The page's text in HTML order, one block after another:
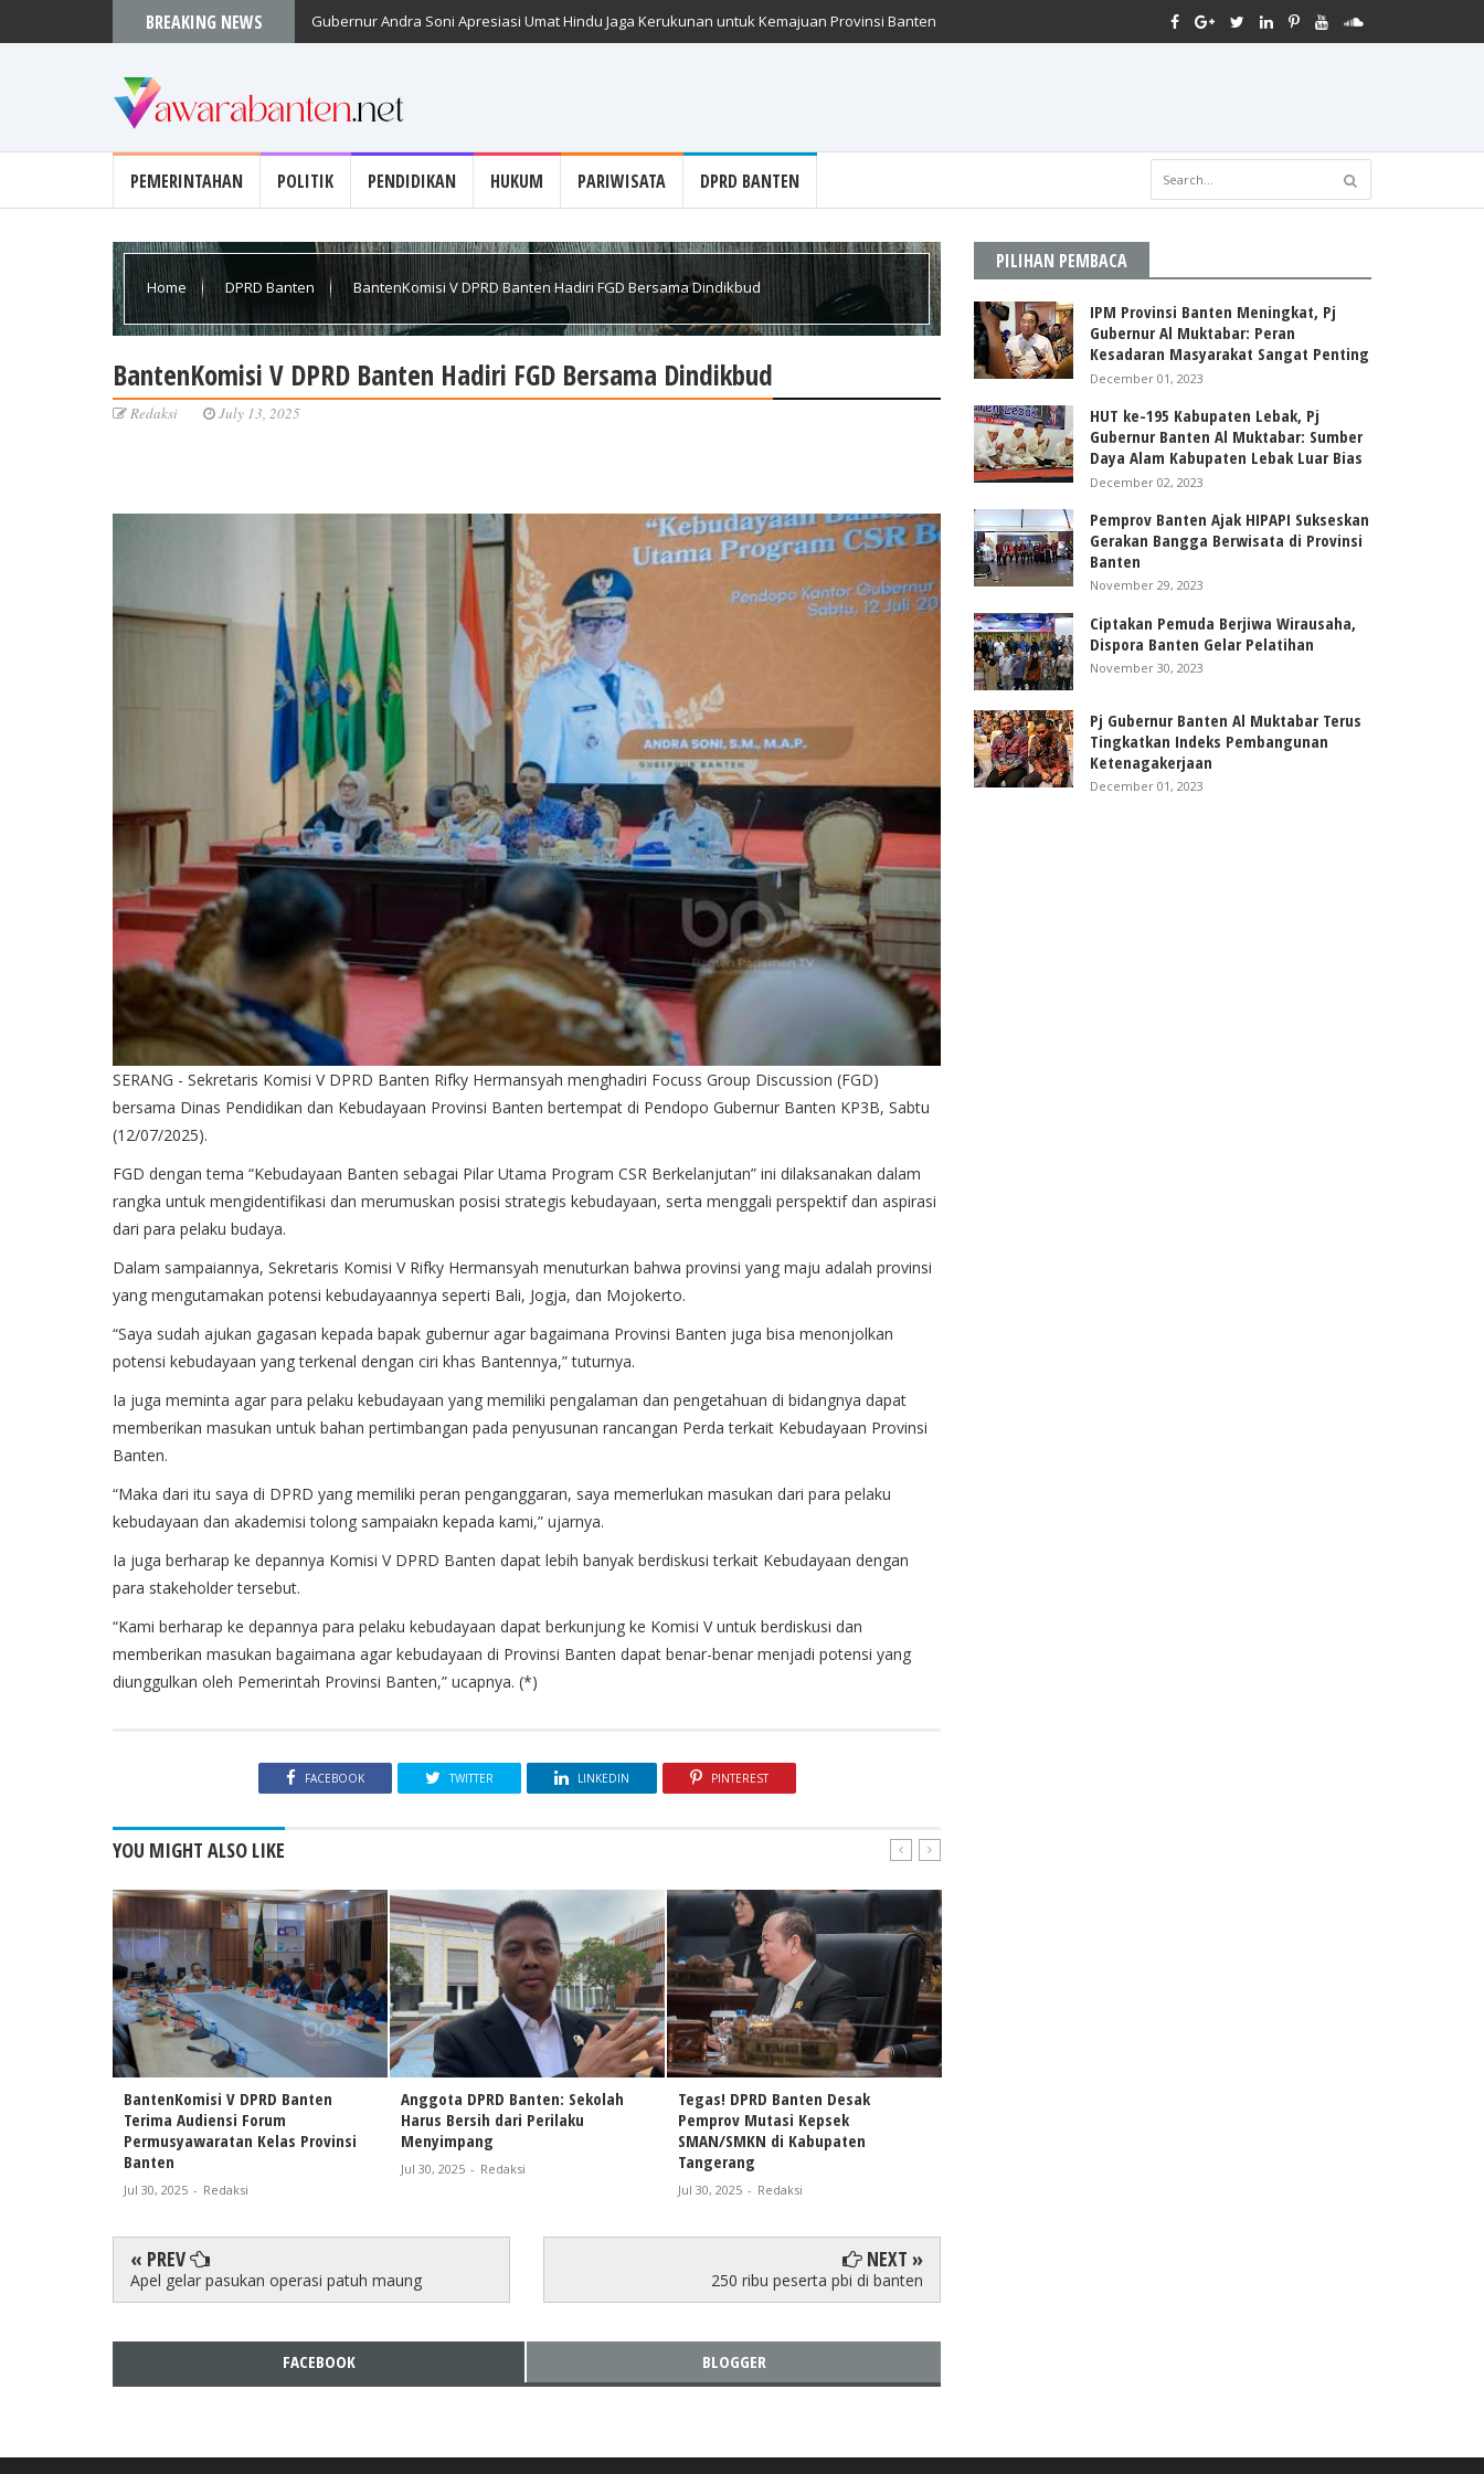
BREAKING NEWS Gubernur Andra Soni Apresiasi Umat Hindu Jaga Kerukunan untuk Kemajuan Provinsi Banten
PEMERINTAHAN POLITIK PENDIDIKAN HUKUM PARIWISATA DPRD BANTEN
Home DPRD Banten BantenKomisi V DPRD Banten Hadiri FGD Bersama Dindikbud
BantenKomisi V DPRD Banten Hadiri FGD Bersama Dindikbud
Redaksi July 13, 2025
SERANG - Sekretaris Komisi V DPRD Banten Rifky Hermansyah menghadiri Focuss Group Discussion (FGD)
bersama Dinas Pendidikan dan Kebudayaan Provinsi Banten bertempat di Pendopo Gubernur Banten KP3B, Sabtu
(12/07/2025).
FGD dengan tema “Kebudayaan Banten sebagai Pilar Utama Program CSR Berkelanjutan” ini dilaksanakan dalam
rangka untuk mengidentifikasi dan merumuskan posisi strategis kebudayaan, serta menggali perspektifdan aspirasi
dari para pelaku budaya.
Dalam sampaiannya, Sekretaris Komisi V Rifky Hermansyah menuturkan bahwa provinsi yang maju adalah provinsi
yang mengutamakan potensi kebudayaannya seperti Bali, Jogja, dan Mojokerto.
“Saya sudah ajukan gagasan kepada bapak gubernur agar bagaimana Provinsi Banten juga bisa menonjolkan
potensi kebudayaan yangterkenal dengan ciri khas Bantennya,”tuturnya.
Ia juga meminta agar para pelaku kebudayaan yang memiliki pengalaman dan pengetahuan di bidangnya dapat
memberikan masukan untuk bahan pertimbangan pada penyusunan rancangan Perda terkait Kebudayaan Provinsi
Banten.
“Maka dari itu saya di DPRD yang memiliki peran penganggaran, saya memerlukan masukan dari para pelaku
kebudayaan dan akademisi tolong sampaiakn kepada kami,” ujarnya.
Ia juga berharap ke depannya Komisi V DPRD Banten dapat lebih banyak berdiskusi terkait Kebudayaan dengan
para stakeholdertersebut.
“Kami berharap ke depannya para pelaku kebudayaan dapat berkunjung ke Komisi Vuntuk berdiskusi dan
memberikan masukan bagaimana agar kebudayaan di Provinsi Banten dapat benar-benar menjadi potensi yang
diunggulkan oleh Pemerintah Provinsi Banten,” ucapnya. (*)
FACEBOOK TWITTER LINKEDIN PINTEREST
YOU MIGHT ALSO LIKE
BantenKomisi V DPRD Banten
Terima Audiensi Forum
Permusyawaratan Kelas Provinsi
Banten
Jul 30, 2025 - Redaksi
Anggota DPRD Banten: Sekolah
Harus Bersih dari Perilaku
Menyimpang
Jul 30, 2025 - Redaksi
Tegas! DPRD Banten Desak
Pemprov Mutasi Kepsek
SMAN/SMKN di Kabupaten
Tangerang
Jul 30, 2025 - Redaksi
« PREV
Apel gelar pasukan operasi patuh maung
NEXT »
250 ribu peserta pbi di banten
FACEBOOK BLOGGER
PILIHAN PEMBACA
IPM Provinsi Banten Meningkat, Pj
Gubernur Al Muktabar: Peran
Kesadaran Masyarakat Sangat Penting
December 01, 2023
HUT ke-195 Kabupaten Lebak, Pj
Gubernur Banten Al Muktabar: Sumber
Daya Alam Kabupaten Lebak Luar Bias
December 02, 2023
Pemprov Banten Ajak HIPAPI Sukseskan
Gerakan Bangga Berwisata di Provinsi
Banten
November 29, 2023
Ciptakan Pemuda Berjiwa Wirausaha,
Dispora Banten Gelar Pelatihan
November 30, 2023
Pj Gubernur Banten Al Muktabar Terus
Tingkatkan Indeks Pembangunan
Ketenagakerjaan
December 01, 2023